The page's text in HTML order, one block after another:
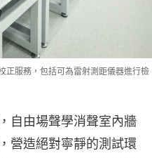
正服務，包括可為雷射測距儀器進行檢
自由場聲學消聲室內牆
營造絕對寧靜的測試環